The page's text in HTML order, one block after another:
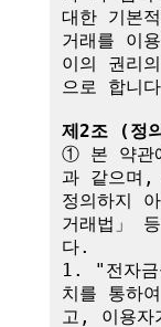
대한 기본
거래를 이
이의 권리
으로 합니
제2조 (정
① 본 약관
과 같으며,
정의하지
거래법」
다.
1. "전자금
치를 통하
고, 이용자